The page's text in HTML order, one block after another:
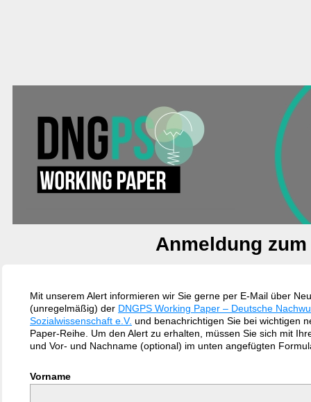
Anmeldung
Mit unserem Alert informieren wir Sie gerne per E-Mail über
(unregelmäßig) der DNGPS Working Paper – Deutsche
Sozialwissenschaft e.V. und benachrichtigen Sie bei wichtigen
Paper-Reihe. Um den Alert zu erhalten, müssen Sie sich mit
und Vor- und Nachname (optional) im unten angefügten
Vorname